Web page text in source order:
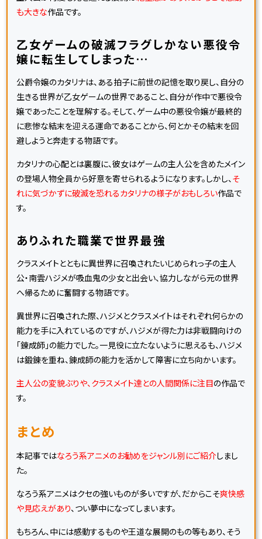
も大きな作品です。
乙女ゲームの破滅フラグしかない悪役令
嬢に転生してしまった…
公爵令嬢のカタリナは、ある拍子に前世の記憶を取り戻し、自分の
生きる世界が乙女ゲームの世界であること、自分が作中で悪役令
嬢であったことを理解する。そして、ゲーム中の悪役令嬢が最終的
に悲惨な結末を迎える運命であることから、何とかその結末を回
避しようと奔走する物語です。
カタリナの心配とは裏腹に、彼女はゲームの主人公を含めたメイン
の登場人物全員から好意を寄せられるようになります。しかし、 そ
れに気づかずに破滅を恐れるカタリナの様子がおもしろい作品で
す。
ありふれた職業で世界最強
クラスメイトとともに異世界に召喚されたいじめられっ子の主人
公・南雲ハジメが吸血鬼の少女と出会い、協力しながら元の世界
へ帰るために奮闘する物語です。
異世界に召喚された際、ハジメとクラスメイトはそれぞれ何らかの
能力を手に入れているのですが、ハジメが得た力は非戦闘向けの
「錬成師」の能力でした。一見役に立たないように思えるも、ハジメ
は鍛錬を重ね、錬成師の能力を活かして障害に立ち向かいます。
主人公の変貌ぶりや、クラスメイト達との人間関係に注目の作品で
す。
まとめ
本記事ではなろう系アニメのお勧めをジャンル別にご紹介しまし
た。
なろう系アニメはクセの強いものが多いですが、だからこそ爽快感
や見応えがあり、つい夢中になってしまいます。
もちろん、中には感動するものや王道な展開のもの等もあり、そう